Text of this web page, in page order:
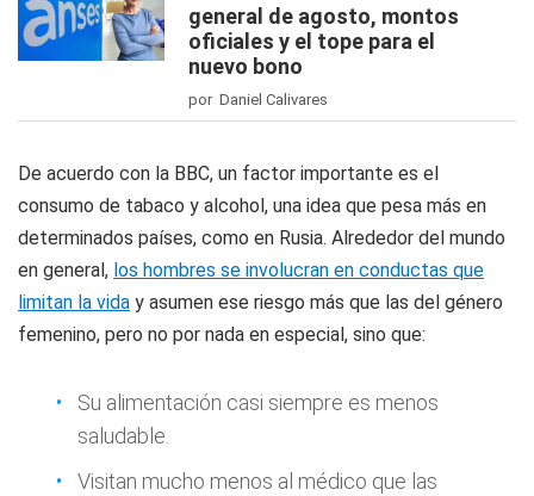
general de agosto, montos
oficiales y el tope para el
nuevo bono
por Daniel Calivares
De acuerdo con la BBC, un factor importante es el
consumo de tabaco y alcohol, una idea que pesa más en
determinados países, como en Rusia. Alrededor del mundo
en general, los hombres se involucran en conductas que
limitan la vida y asumen ese riesgo más que las del género
femenino, pero no por nada en especial, sino que:
Su alimentación casi siempre es menos
saludable.
Visitan mucho menos al médico que las